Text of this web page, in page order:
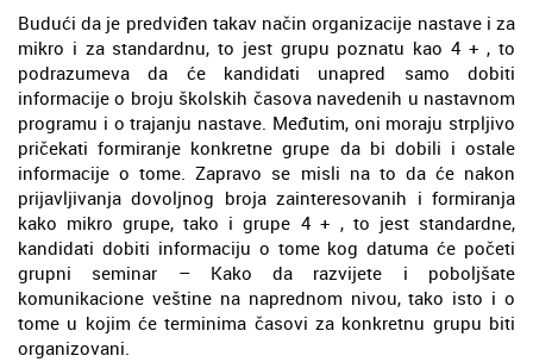
Budući da je predviđen takav način organizacije nastave i za
mikro i za standardnu, to jest grupu poznatu kao 4 + , to
podrazumeva da će kandidati unapred samo dobiti
informacije o broju školskih časova navedenih u nastavnom
programu i o trajanju nastave. Međutim, oni moraju strpljivo
pričekati formiranje konkretne grupe da bi dobili i ostale
informacije o tome. Zapravo se misli na to da će nakon
prijavljivanja dovoljnog broja zainteresovanih i formiranja
kako mikro grupe, tako i grupe 4 + , to jest standardne,
kandidati dobiti informaciju o tome kog datuma će početi
grupni seminar – Kako da razvijete i poboljšate
komunikacione veštine na naprednom nivou, tako isto i o
tome u kojim će terminima časovi za konkretnu grupu biti
organizovani.